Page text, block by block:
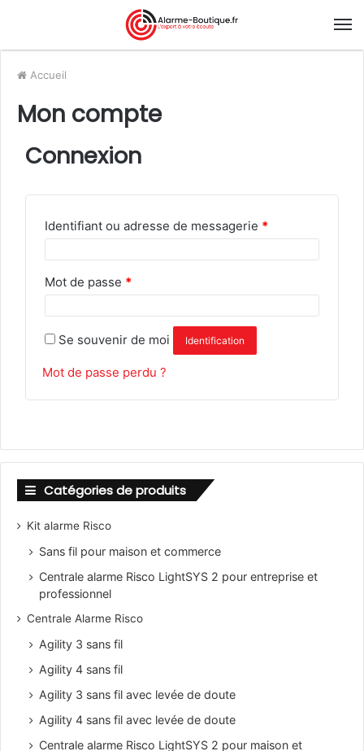
Accueil
Mon compte
Connexion
Identifiant ou adresse de messagerie *
Mot de passe *
Se souvenir de moi Identification
Mot de passe perdu ?
Catégories de produits
Kit alarme Risco
Sans fil pour maison et commerce
Centrale alarme Risco LightSYS 2 pour entreprise et
professionnel
Centrale Alarme Risco
Agility 3 sans fil
Agility 4 sans fil
Agility 3 sans fil avec levée de doute
Agility 4 sans fil avec levée de doute
Centrale alarme Risco LightSYS 2 pour maison et